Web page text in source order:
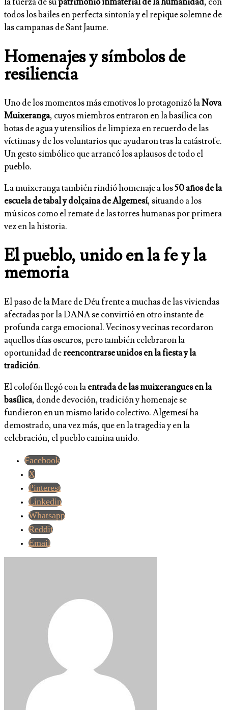
todos los bailes en perfecta sintonía y el repique solemne de
las campanas de Sant Jaume.
Homenajes y símbolos de
resiliencia
Uno de los momentos más emotivos lo protagonizó laNova
Muixeranga, cuyos miembros entraron en la basílica con
botas de agua y utensilios de limpieza en recuerdo de las
víctimas y de los voluntarios que ayudaron tras la catástrofe.
Un gesto simbólico que arrancó los aplausos de todo el
pueblo.
La muixeranga también rindió homenaje a los50 años de la
escuela de tabal y dolçaina de Algemesí, situando a los
músicos como el remate de las torres humanas por primera
vez en la historia.
El pueblo, unido en la fe y la
memoria
El paso de la Mare de Déu frente a muchas de las viviendas
afectadas por la DANA se convirtió en otro instante de
profunda carga emocional. Vecinos y vecinas recordaron
aquellos días oscuros, pero también celebraron la
oportunidad dereencontrarse unidos en la fiesta y la
tradición.
El colofón llegó con laentrada de las muixerangues en la
basílica, donde devoción, tradición y homenaje se
fundieron en un mismo latido colectivo. Algemesí ha
demostrado, una vez más, que en la tragedia y en la
celebración, el pueblo camina unido.
Facebook
X
Pinterest
Linkedin
Whatsapp
Reddit
Email